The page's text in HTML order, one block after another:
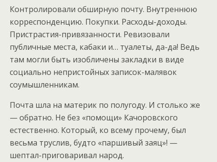
Контролировали обширную почту. Внутреннюю
корреспонденцию. Покупки. Расходы-доходы.
Пристрастия-привязанности. Ревизовали
публичные места, кабаки и… туалеты, да-да! Ведь
там могли быть изобличены закладки в виде
социально непристойных записок-малявок
соумышленникам.
Почта шла на материк по полугоду. И столько же
— обратно. Не без «помощи» Качоровского
естественно. Который, ко всему прочему, был
весьма труслив, будто «паршивый заяц»! —
шептал-приговаривал народ.